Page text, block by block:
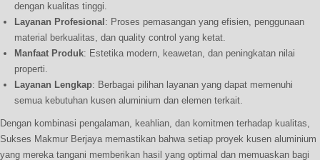
dengan kualitas tinggi.
Layanan Profesional : Proses pemasangan yang efisien, penggunaan
material berkualitas, dan quality control yang ketat.
Manfaat Produk: Estetika modern, keawetan, dan peningkatan nilai
properti.
Layanan Lengkap: Berbagai pilihan layanan yang dapat memenuhi
semua kebutuhan kusen aluminium dan elemen terkait.
Dengan kombinasi pengalaman, keahlian, dan komitmen terhadap kualitas,
Sukses Makmur Berjaya memastikan bahwa setiap proyek kusen aluminium
yang mereka tangani memberikan hasil yang optimal dan memuaskan bagi